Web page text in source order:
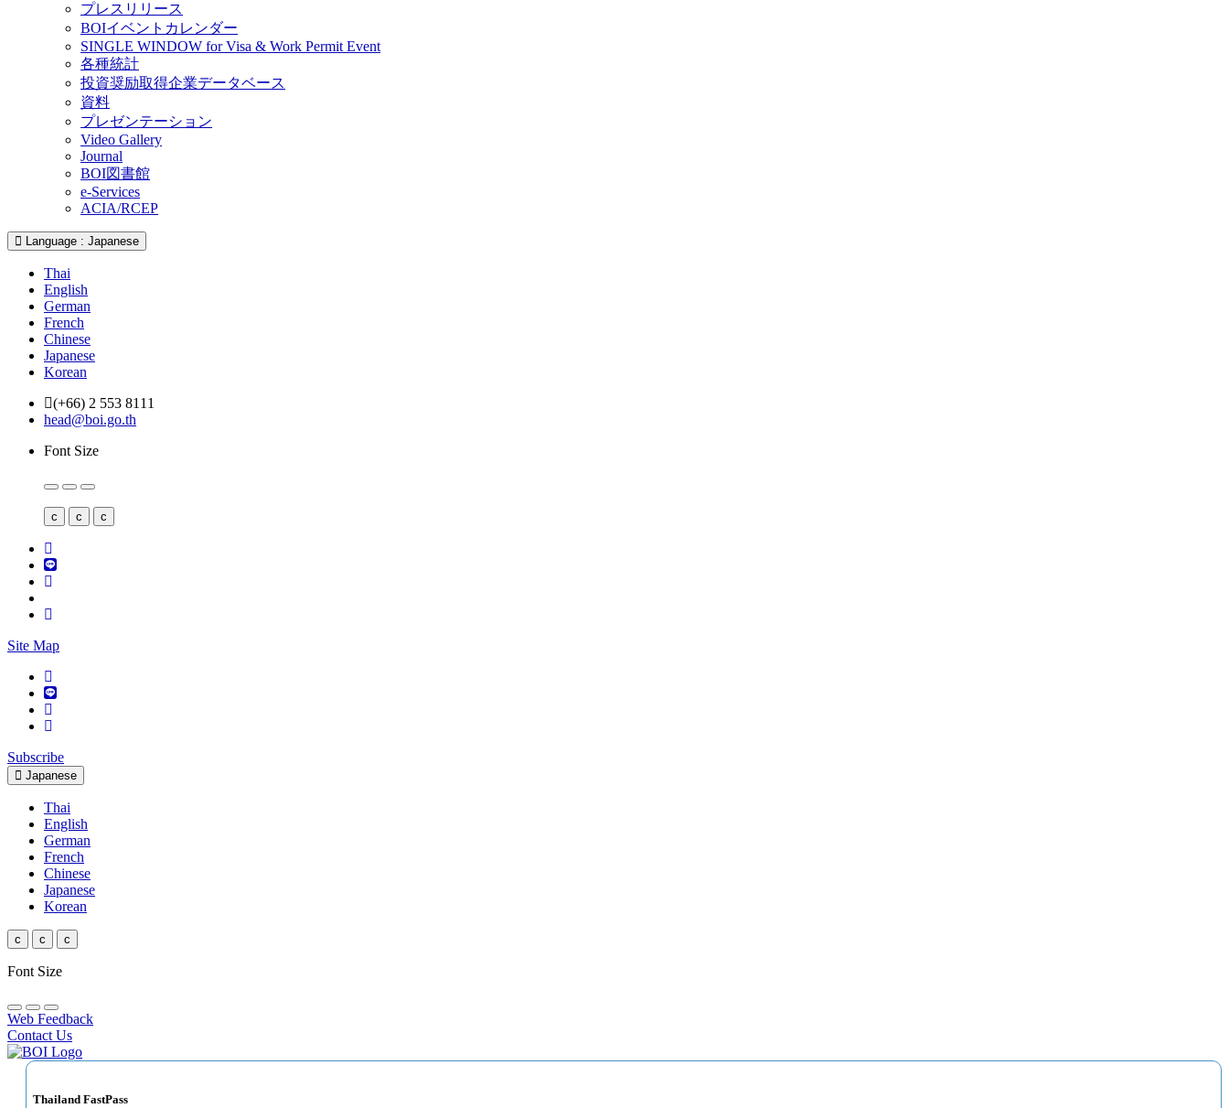
プレスリリース
BOIイベントカレンダー
SINGLE WINDOW for Visa & Work Permit Event
各種統計
投資奨励取得企業データベース
資料
プレゼンテーション
Video Gallery
Journal
BOI図書館
e-Services
ACIA/RCEP
Language : Japanese
Thai
English
German
French
Chinese
Japanese
Korean
(+66) 2 553 8111
head@boi.go.th
Font Size
c c c
Site Map
Subscribe
Japanese
Thai
English
German
French
Chinese
Japanese
Korean
c c c
Font Size
Web Feedback
Contact Us
Thailand FastPass